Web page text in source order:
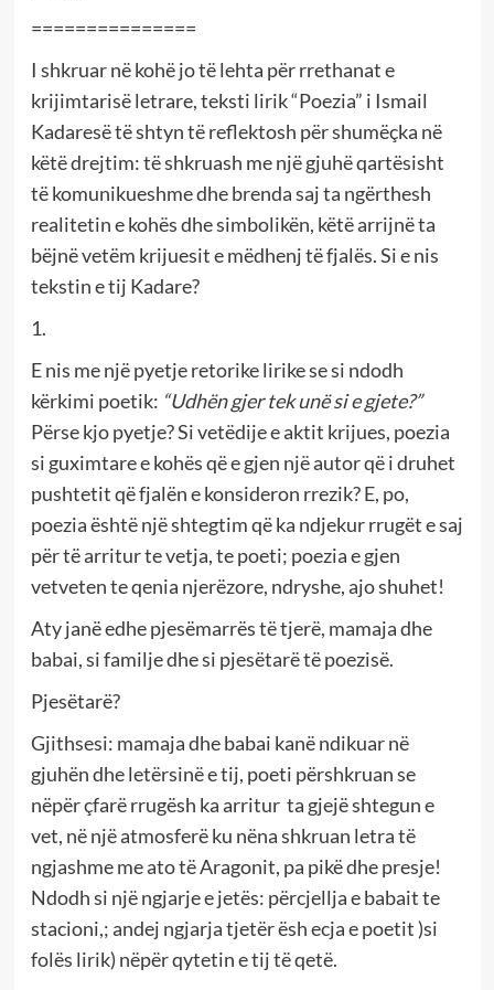
===============
I shkruar në kohë jo të lehta për rrethanat e
krijimtarisë letrare, teksti lirik “Poezia” i Ismail
Kadaresë të shtyn të reflektosh për shumëçka në
këtë drejtim: të shkruash me një gjuhë qartësisht
të komunikueshme dhe brenda saj ta ngërthesh
realitetin e kohës dhe simbolikën, këtë arrijnë ta
bëjnë vetëm krijuesit e mëdhenj të fjalës. Si e nis
tekstin e tij Kadare?
1.
E nis me një pyetje retorike lirike se si ndodh
kërkimi poetik: “Udhën gjer tek unë si e gjete?”
Përse kjo pyetje? Si vetëdije e aktit krijues, poezia
si guximtare e kohës që e gjen një autor që i druhet
pushtetit që fjalën e konsideron rrezik? E, po,
poezia është një shtegtim që ka ndjekur rrugët e saj
për të arritur te vetja, te poeti; poezia e gjen
vetveten te qenia njerëzore, ndryshe, ajo shuhet!
Aty janë edhe pjesëmarrës të tjerë, mamaja dhe
babai, si familje dhe si pjesëtarë të poezisë.
Pjesëtarë?
Gjithsesi: mamaja dhe babai kanë ndikuar në
gjuhën dhe letërsinë e tij, poeti përshkruan se
nëpër çfarë rrugësh ka arritur ta gjejë shtegun e
vet, në një atmosferë ku nëna shkruan letra të
ngjashme me ato të Aragonit, pa pikë dhe presje!
Ndodh si një ngjarje e jetës: përcjellja e babait te
stacioni,; andej ngjarja tjetër ësh ecja e poetit )si
folës lirik) nëpër qytetin e tij të qetë.